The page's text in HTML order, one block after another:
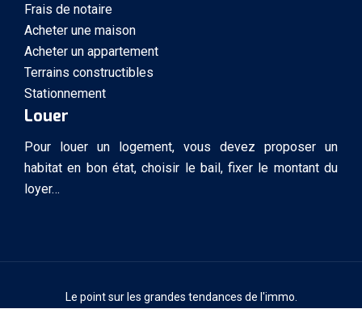
Frais de notaire
Acheter une maison
Acheter un appartement
Terrains constructibles
Stationnement
Louer
Pour louer un logement, vous devez proposer un
habitat en bon état, choisir le bail, fixer le montant du
loyer…
Le point sur les grandes tendances de l'immo.